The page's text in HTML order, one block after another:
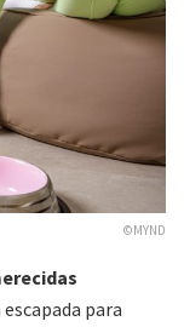
©MYND
para